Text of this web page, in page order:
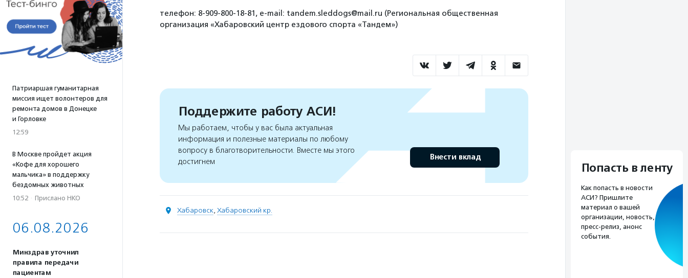
Патриаршая гуманитарная
миссия ищет волонтеров для
ремонта домов в Донецке
и Горловке
12:59
В Москве пройдет акция
«Кофе для хорошего
мальчика» в поддержку
бездомных животных
10:52 · Прислано НКО
06.08.2026
Минздрав уточнил
правила передачи
пациентам
телефон: 8-909-800-18-81, e-mail: tandem.sleddogs@mail.ru (Региональная общественная
организация «Хабаровский центр ездового спорта «Тандем»)
Поддержите работу АСИ!
Мы работаем, чтобы у вас была актуальная
информация и полезные материалы по любому
вопросу в благотворительности. Вместе мы этого
достигнем
Внести вклад
Хабаровск, Хабаровский кр.
Попасть в ленту
Как попасть в новости
АСИ? Пришлите
материал о вашей
организации, новость,
пресс-релиз, анонс
события.